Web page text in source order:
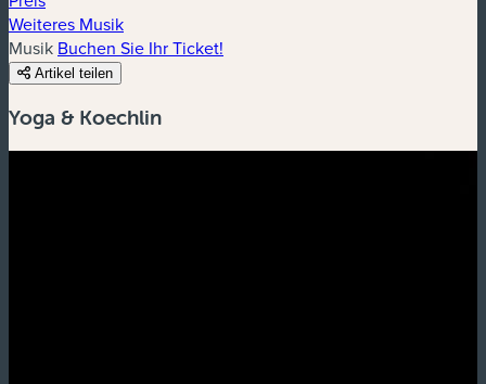
Weiteres Musik
Musik Buchen Sie Ihr Ticket!
Artikel teilen
Yoga & Koechlin